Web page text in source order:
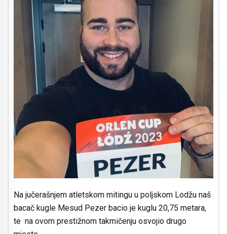
Na jučerašnjem atletskom mitingu u poljskom Lodžu naš
bacač kugle Mesud Pezer bacio je kuglu 20,75 metara,
te na ovom prestižnom takmičenju osvojio drugo